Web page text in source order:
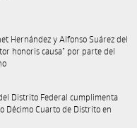
Hernández y Alfonso Suárez del
honoris causa” por parte del
Distrito Federal cumplimenta
Décimo Cuarto de Distrito en